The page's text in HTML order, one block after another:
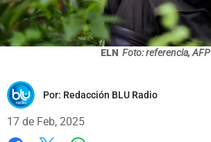
ELN Foto: referencia, AFP
Por: Redacción BLU Radio
17 de Feb, 2025